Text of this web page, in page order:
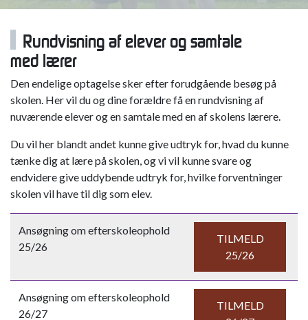
Rundvisning af elever og samtale
med lærer
Den endelige optagelse sker efter forudgående besøg på
skolen. Her vil du og dine forældre få en rundvisning af
nuværende elever og en samtale med en af skolens lærere.
Du vil her blandt andet kunne give udtryk for, hvad du kunne
tænke dig at lære på skolen, og vi vil kunne svare og
endvidere give uddybende udtryk for, hvilke forventninger
skolen vil have til dig som elev.
Ansøgning om efterskoleophold
25/26
TILMELD
25/26
Ansøgning om efterskoleophold
26/27
TILMELD